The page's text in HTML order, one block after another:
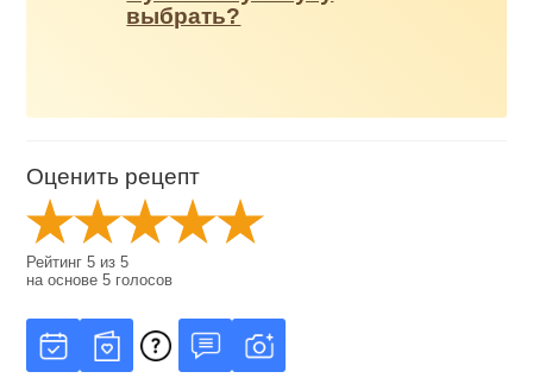
выбрать?
Оценить рецепт
Рейтинг5 из5
на основе5 голосов